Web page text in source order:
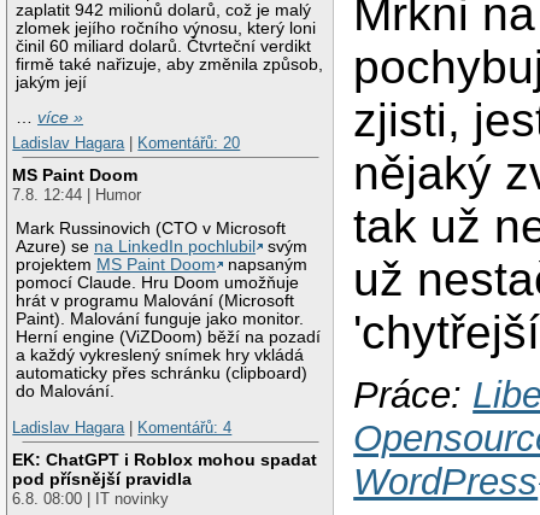
zaplatit 942 milionů dolarů, což je malý
zlomek jejího ročního výnosu, který loni
činil 60 miliard dolarů. Čtvrteční verdikt
firmě také nařizuje, aby změnila způsob,
jakým její
…více »
Ladislav Hagara| Komentářů: 20
MS Paint Doom
7.8. 12:44 | Humor
Mark Russinovich (CTO v Microsoft
Azure) se na LinkedIn pochlubil
svým
projektem MS Paint Doom
napsaným
pomocí Claude. Hru Doom umožňuje
hrát v programu Malování (Microsoft
Paint). Malování funguje jako monitor.
Herní engine (ViZDoom) běží na pozadí
a každý vykreslený snímek hry vkládá
automaticky přes schránku (clipboard)
do Malování.
Ladislav Hagara| Komentářů: 4
EK: ChatGPT i Roblox mohou spadat
pod přísnější pravidla
6.8. 08:00 | IT novinky
Mrkni
zjisti,
nějaký
tak už
už
Práce:
WordPress